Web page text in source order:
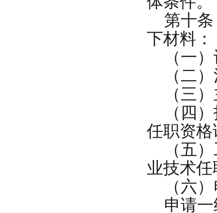
第十条
下材料：
（一）
（二）
（三）
（四）
任职资
（五）
业技术
（六）
申请一